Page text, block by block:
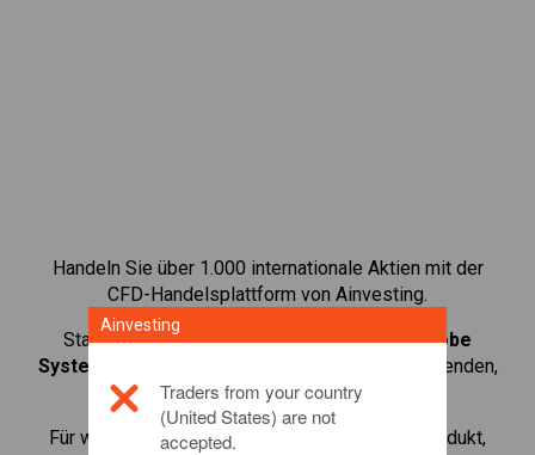
Handeln Sie über 1.000 internationale Aktien mit der
CFD-Handelsplattform von Ainvesting.
Starten Sie mit dem Handel von CFDs aufAdobe
Systems
. Erhalten Sie Echtzeit-Preise und Dividenden,
als wenn Sie selbst die Aktie halten.
Für weitere Informationen zu diesem Anlageprodukt,
Ainvesting
Traders from your country
(United States) are not
accepted.